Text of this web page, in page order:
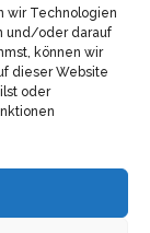
wir Technologien
und/oder darauf
können wir
dieser Website
oder